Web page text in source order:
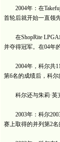
2004年：在
首轮后就开始一直领
在ShopRite LPGA
并夺得冠军。在04年
2004年，科尔共11
第6名的成绩后，科尔
科尔还与朱莉·英克
2003年：科尔2003
赛上取得的并列第2名